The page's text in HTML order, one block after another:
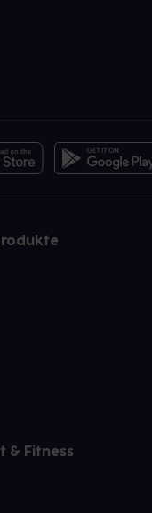
& Fitness